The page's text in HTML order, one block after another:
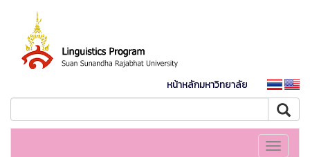
หน้าหลักมหาวิทยาลัย
Toggle